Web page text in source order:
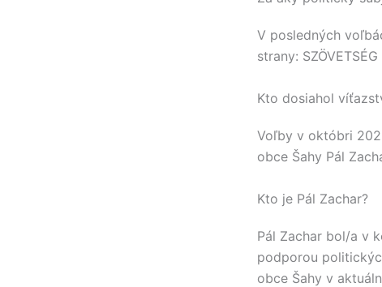
V posledných
strany:
Kto dosiahol
Voľby v októbri
obce Šahy Pál
Kto je Pál Zachar?
Pál Zachar bol/a v
podporou
obce Šahy v